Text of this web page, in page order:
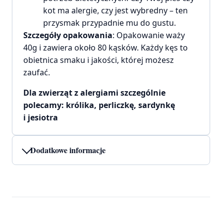
kot ma alergie, czy jest wybredny – ten
przysmak przypadnie mu do gustu.
Szczegóły opakowania: Opakowanie waży
40g i zawiera około 80 kąsków. Każdy kęs to
obietnica smaku i jakości, której możesz
zaufać.
Dla zwierząt z alergiami szczególnie
polecamy: królika, perliczkę, sardynkę
i jesiotra
Dodatkowe informacje